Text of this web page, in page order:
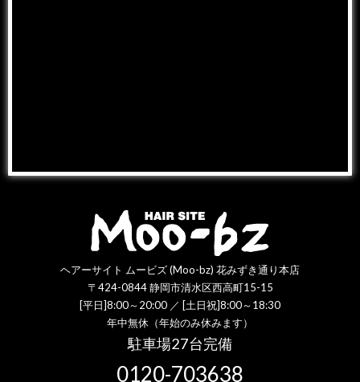
ヘアーサイト ムービズ (Moo-bz) 花みずき通り本店
〒424-0844 静岡市清水区西高町15-15
[平日]8:00～20:00 ／ [土日祝]8:00～18:30
年中無休（年始のみ休みます）
駐車場27台完備
0120-703638